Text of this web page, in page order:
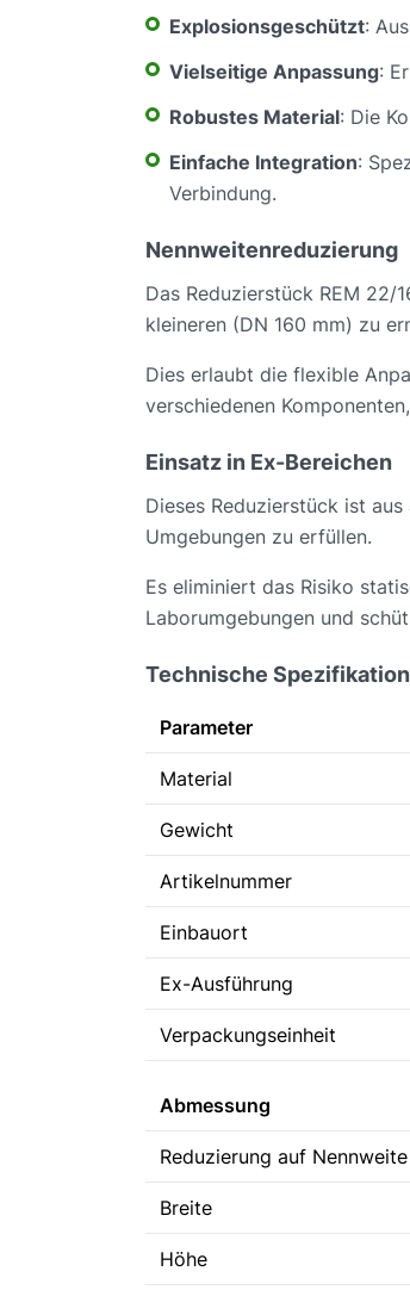
Explosionsgeschützt:
Vielseitige Anpassung:
Robustes Material: Die
Einfache Integration:
Verbindung.
Nennweitenreduzierung
Das Reduzierstück REM
kleineren (DN 160 mm) zu
Dies erlaubt die flexible
verschiedenen
Einsatz in Ex-Bereichen
Dieses Reduzierstück ist
Umgebungen zu erfüllen.
Es eliminiert das Risiko
Laborumgebungen und
Technische
Parameter
Material
Gewicht
Artikelnummer
Einbauort
Ex-Ausführung
Verpackungseinheit
Abmessung
Reduzierung auf Nennweite
Breite
Höhe